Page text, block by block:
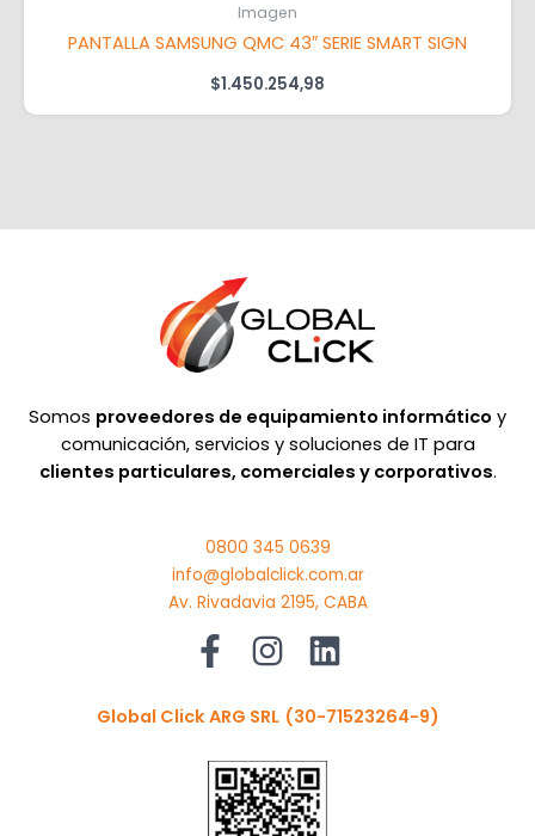
Imagen
PANTALLA SAMSUNG QMC 43″ SERIE SMART SIGN
$1.450.254,98
Somos proveedores de equipamiento informático y
comunicación, servicios y soluciones de IT para
clientes particulares, comerciales y corporativos.
0800 345 0639
info@globalclick.com.ar
Av. Rivadavia 2195, CABA
Global Click ARG SRL (30-71523264-9)